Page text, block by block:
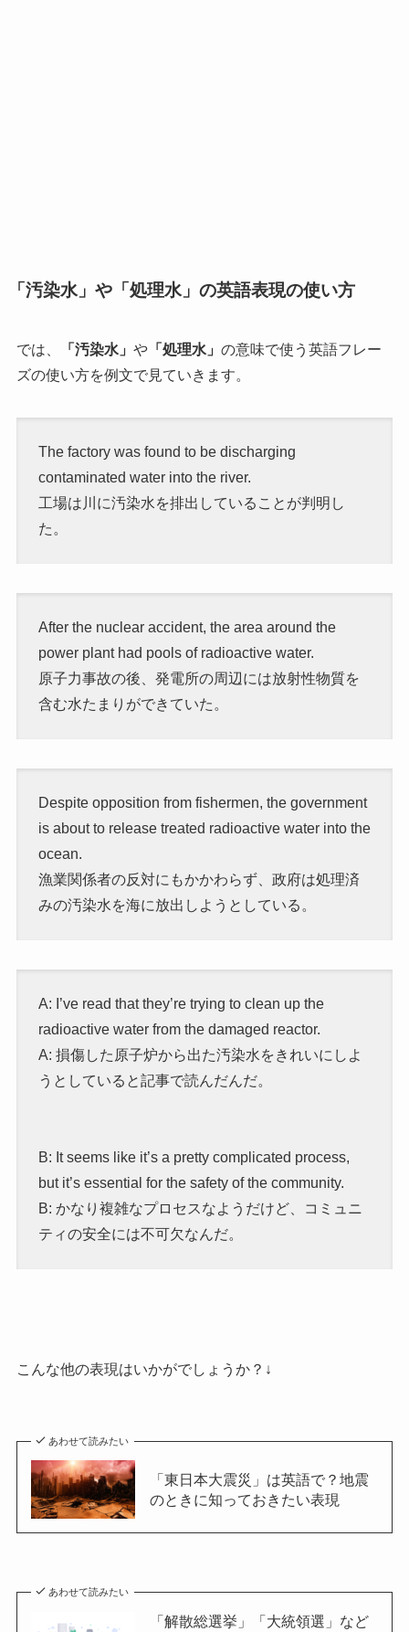
「汚染水」や「処理水」の英語表現の使い方
では、 「汚染水」 や「処理水」 の意味で使う英語フレー
ズの使い方を例文で見ていきます。
The factory was found to be discharging
contaminated water into the river.
工場は川に汚染水を排出していることが判明し
た。
After the nuclear accident, the area around the
power plant had pools of radioactive water.
原子力事故の後、発電所の周辺には放射性物質を
含む水たまりができていた。
Despite opposition from fishermen, the government
is about to release treated radioactive water into the
ocean.
漁業関係者の反対にもかかわらず、政府は処理済
みの汚染水を海に放出しようとしている。
A: I’ve read that they’re trying to clean up the
radioactive water from the damaged reactor.
A: 損傷した原子炉から出た汚染水をきれいにしよ
うとしていると記事で読んだんだ。
B: It seems like it’s a pretty complicated process,
but it’s essential for the safety of the community.
B: かなり複雑なプロセスなようだけど、コミュニ
ティの安全には不可欠なんだ。
こんな他の表現はいかがでしょうか？↓
あわせて読みたい
「東日本大震災」は英語で？地震
のときに知っておきたい表現
あわせて読みたい
「解散総選挙」「大統領選」など